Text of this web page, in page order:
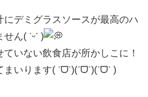
デミグラスソースが最高のハ
ん( ˊᵕˋ )
いない飲食店が所かしこに！
いります( ˊᗜˋ)(ˊᗜˋ)(ˊᗜˋ )